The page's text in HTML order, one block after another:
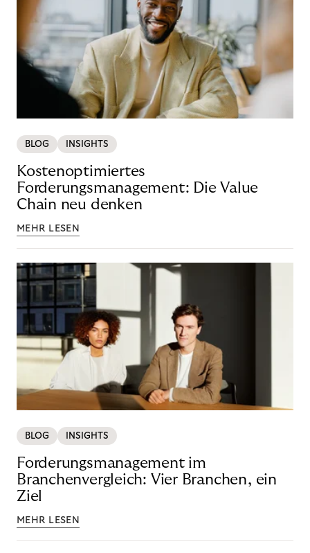
BLOG INSIGHTS
Kostenoptimiertes
Forderungsmanagement: Die Value
Chain neu denken
MEHR LESEN
BLOG INSIGHTS
Forderungsmanagement im
Branchenvergleich: Vier Branchen, ein
Ziel
MEHR LESEN